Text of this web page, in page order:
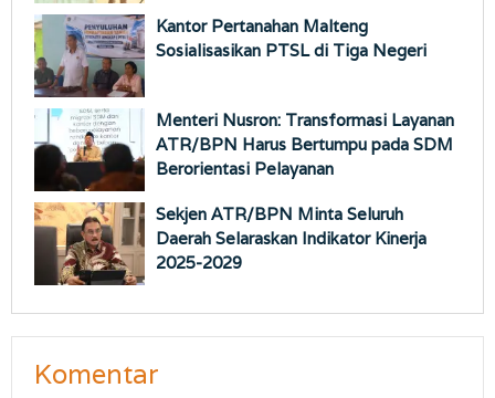
Kantor Pertanahan Malteng
Sosialisasikan PTSL di Tiga Negeri
Menteri Nusron: Transformasi Layanan
ATR/BPN Harus Bertumpu pada SDM
Berorientasi Pelayanan
Sekjen ATR/BPN Minta Seluruh
Daerah Selaraskan Indikator Kinerja
2025-2029
Komentar